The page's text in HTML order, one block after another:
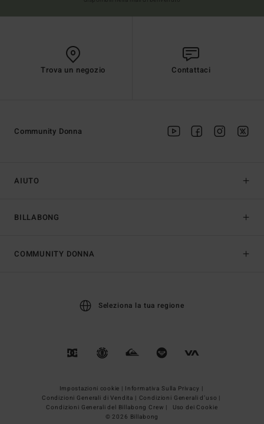
Trova un negozio Contattaci
AIUTO
BILLABONG
Community Donna
COMMUNITY DONNA
Seleziona la tua regione
Impostazioni cookie | Informativa Sulla Privacy |
Condizioni Generali di Vendita | Condizioni Generali d’uso |
Condizioni Generali del Billabong Crew |
Uso dei Cookie
© 2026 Billabong